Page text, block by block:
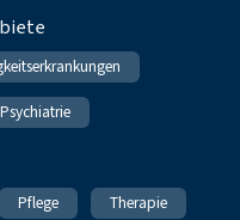
Pflege Therapie